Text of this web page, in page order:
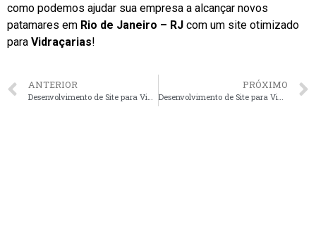
como podemos ajudar sua empresa a alcançar novos
patamares em Rio de Janeiro – RJ com um site otimizado
para Vidraçarias!
ANTERIOR
Desenvolvimento de Site para Vidraçarias em São Paulo – SP faça seu orçamento
PRÓXIMO
Desenvolvimento de Site para Vidraçarias em Belo Horizonte – MG faça seu orçamento